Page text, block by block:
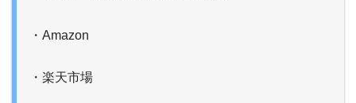
・Amazon
・楽天市場